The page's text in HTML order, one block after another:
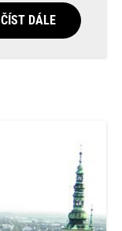
ČÍST DÁLE